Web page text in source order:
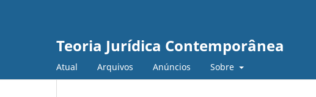
Teoria Jurídica Contemporânea
Atual Arquivos Anúncios Sobre